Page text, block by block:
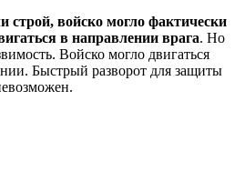
войско могло фактически
в направлении врага. Но
Войско могло двигаться
Быстрый разворот для защиты